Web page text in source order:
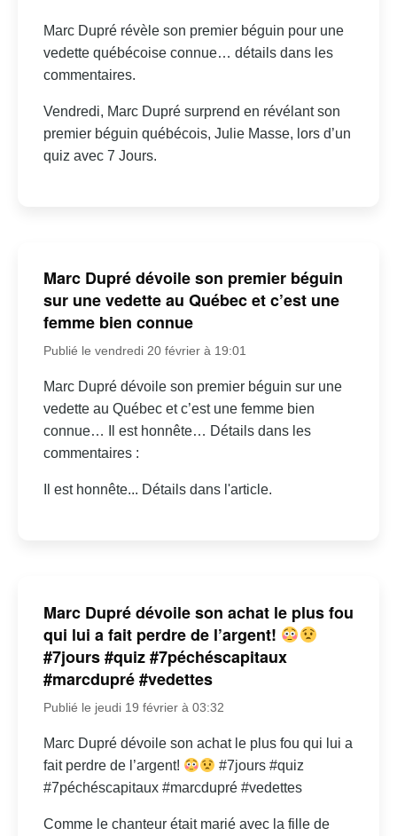
Marc Dupré révèle son premier béguin pour une
vedette québécoise connue… détails dans les
commentaires.
Vendredi, Marc Dupré surprend en révélant son
premier béguin québécois, Julie Masse, lors d’un
quiz avec 7 Jours.
Marc Dupré dévoile son premier béguin
sur une vedette au Québec et c’est une
femme bien connue
Publié le vendredi 20 février à 19:01
Marc Dupré dévoile son premier béguin sur une
vedette au Québec et c’est une femme bien
connue… Il est honnête… Détails dans les
commentaires :
Il est honnête... Détails dans l'article.
Marc Dupré dévoile son achat le plus fou
qui lui a fait perdre de l’argent!
#7jours #quiz #7péchéscapitaux
#marcdupré #vedettes
Publié le jeudi 19 février à 03:32
Marc Dupré dévoile son achat le plus fou qui lui a
fait perdre de l’argent!
#7jours #quiz
#7péchéscapitaux #marcdupré #vedettes
Comme le chanteur était marié avec la fille de